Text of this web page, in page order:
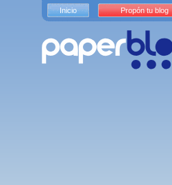
Inicio Propón tu blog